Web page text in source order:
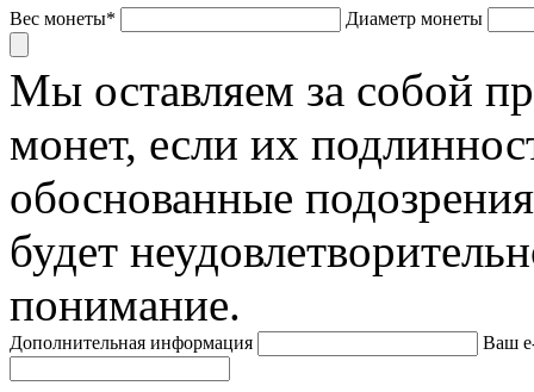
Вес монеты* Диаметр монеты
Мы оставляем за собой
монет, если их
обоснованные
будет
понимание.
Дополнительная информация Ваш